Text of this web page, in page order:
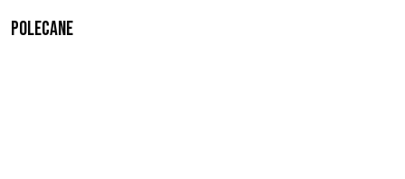
Polecane